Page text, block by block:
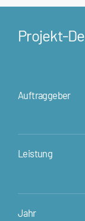
Projekt-
Auftraggeber
Leistung
Jahr